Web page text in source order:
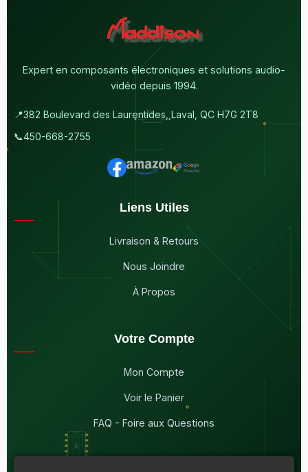
Expert en composants électroniques et solutions audio-
vidéo depuis 1994.
📍382 Boulevard des Laurentides, Laval, QC H7G 2T8
📞450-668-2755
Liens Utiles
Livraison & Retours
Nous Joindre
À Propos
Votre Compte
Mon Compte
Voir le Panier
FAQ - Foire aux Questions